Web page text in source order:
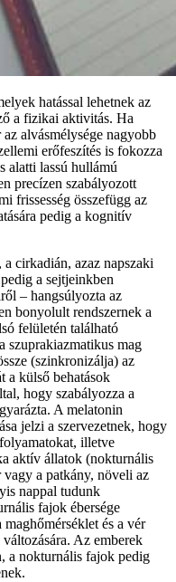
hatással lehetnek az
a fizikai aktivitás. Ha
alvásmélysége nagyobb
erőfeszítés is fokozza
alatti lassú hullámú
precízen szabályozott
frissesség összefügg az
pedig a kognitív
cirkadián, azaz napszaki
a sejtjeinkben
– hangsúlyozta az
bonyolult rendszernek a
felületén található
szuprakiazmatikus mag
(szinkronizálja) az
a külső behatások
hogy szabályozza a
A melatonin
jelzi a szervezetnek, hogy
illetve
aktív állatok (nokturnális
a patkány, növeli az
nappal tudunk
fajok ébersége
és a vér
Az emberek
a nokturnális fajok pedig